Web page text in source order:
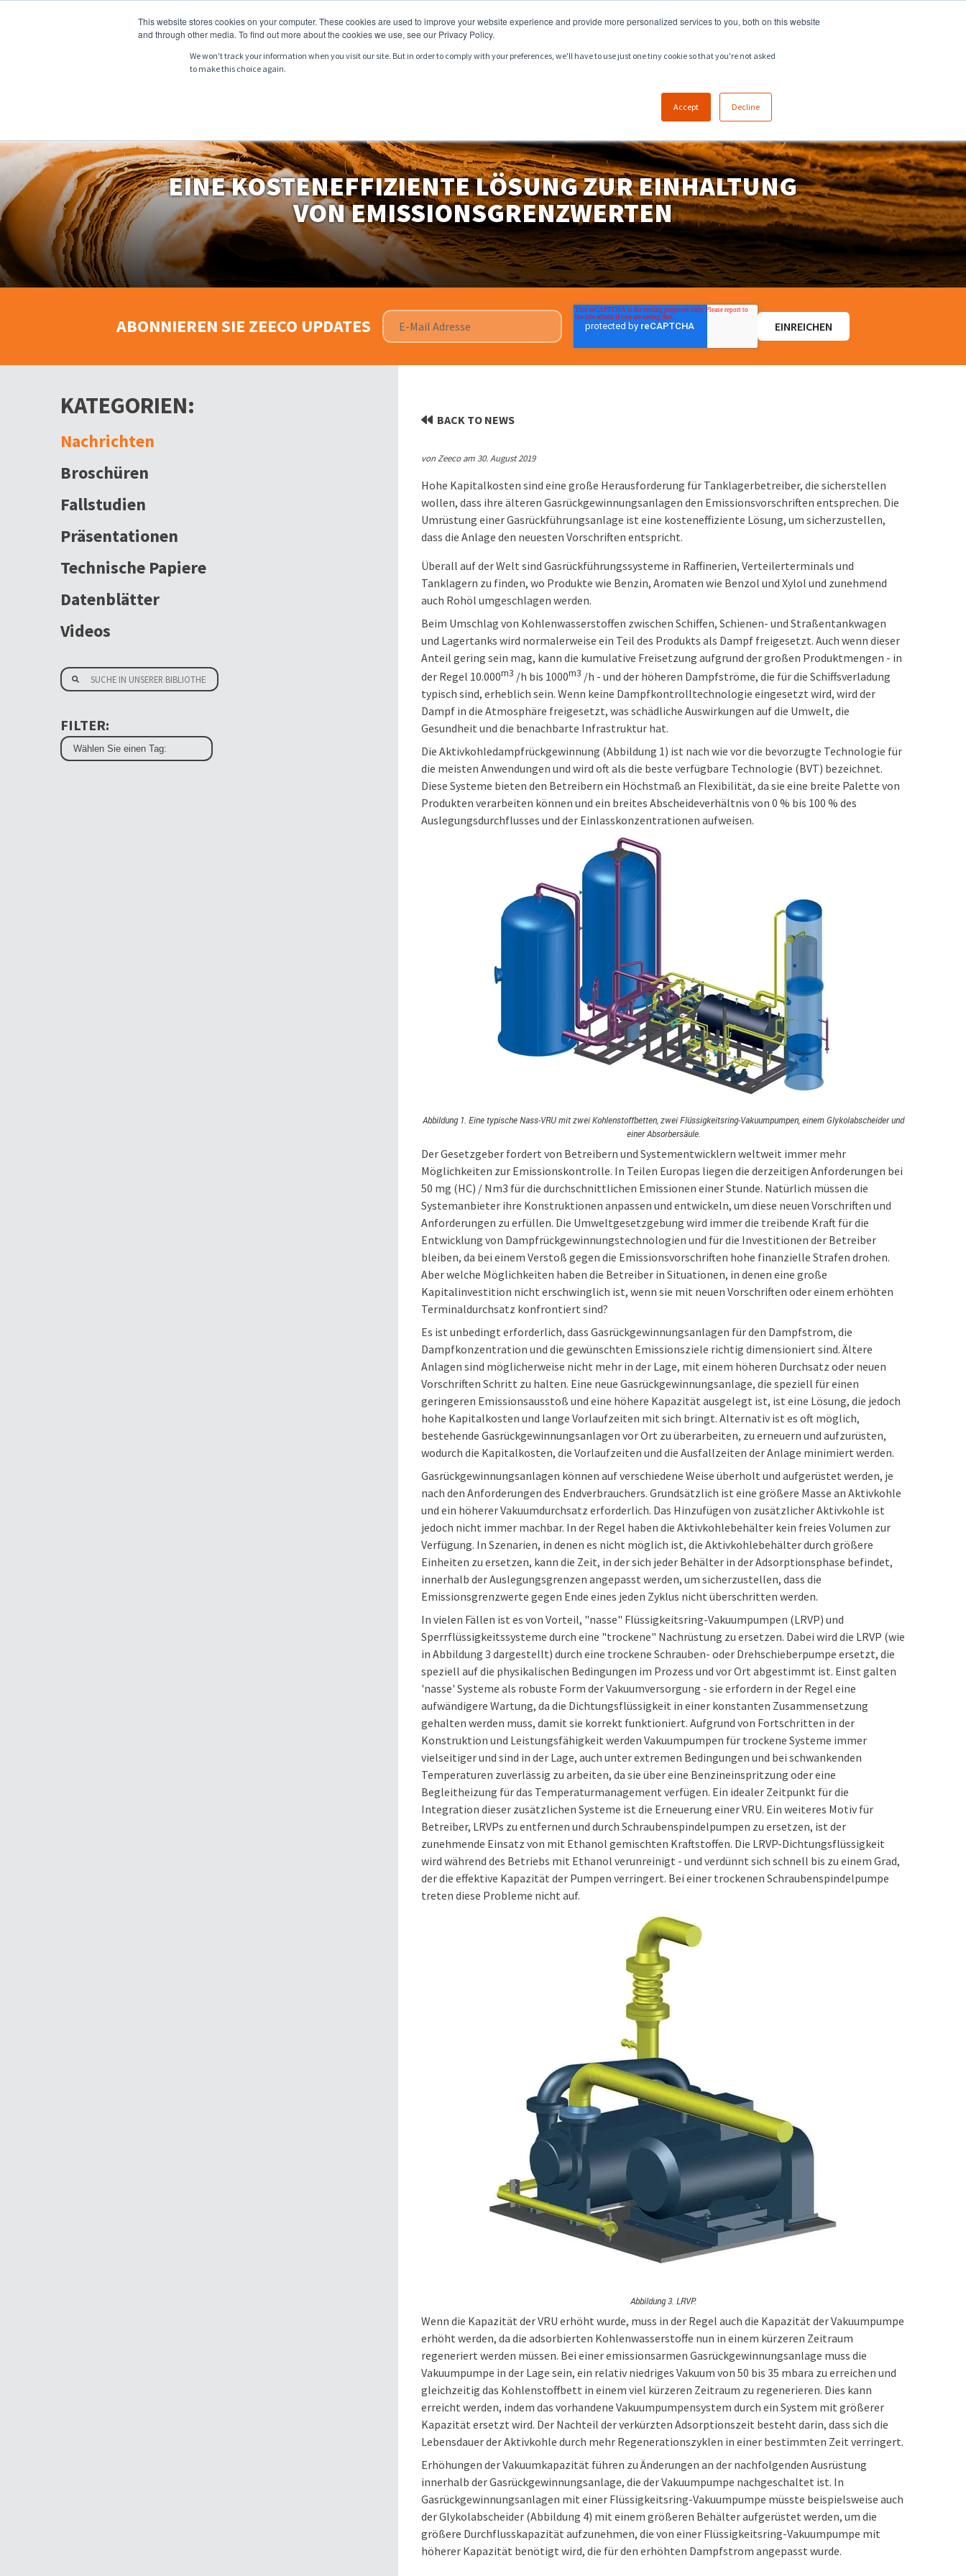
This website stores cookies on your computer. These cookies are used to improve your website experience and provide more personalized services to you, both on this website
and through other media. To find out more about the cookies we use, see our Privacy Policy.
We won't track your information when you visit our site. But in order to comply with your preferences, we'll have to use just one tiny cookie so that you're not asked
to make this choice again.
Accept Decline
KARRIERE
EINE KOSTENEFFIZIENTE LÖSUNG ZUR EINHALTUNG
VON EMISSIONSGRENZWERTEN
ABONNIEREN SIE ZEECO UPDATES
KATEGORIEN:
Nachrichten
Broschüren
Fallstudien
Präsentationen
Technische Papiere
Datenblätter
Videos
FILTER:
BACK TO NEWS
von Zeeco am 30. August 2019
Hohe Kapitalkosten sind eine große Herausforderung für Tanklagerbetreiber, die sicherstellen
wollen, dass ihre älteren Gasrückgewinnungsanlagen den Emissionsvorschriften entsprechen. Die
Umrüstung einer Gasrückführungsanlage ist eine kosteneffiziente Lösung, um sicherzustellen,
dass die Anlage den neuesten Vorschriften entspricht.
Überall auf der Welt sind Gasrückführungssysteme in Raffinerien, Verteilerterminals und
Tanklagern zu finden, wo Produkte wie Benzin, Aromaten wie Benzol und Xylol und zunehmend
auch Rohöl umgeschlagen werden.
Beim Umschlag von Kohlenwasserstoffen zwischen Schiffen, Schienen- und Straßentankwagen
und Lagertanks wird normalerweise ein Teil des Produkts als Dampf freigesetzt. Auch wenn dieser
Anteil gering sein mag, kann die kumulative Freisetzung aufgrund der großen Produktmengen - in
der Regel 10.000m3 /h bis 1000m3 /h - und der höheren Dampfströme, die für die Schiffsverladung
typisch sind, erheblich sein. Wenn keine Dampfkontrolltechnologie eingesetzt wird, wird der
Dampf in die Atmosphäre freigesetzt, was schädliche Auswirkungen auf die Umwelt, die
Gesundheit und die benachbarte Infrastruktur hat.
Die Aktivkohledampfrückgewinnung (Abbildung 1) ist nach wie vor die bevorzugte Technologie für
die meisten Anwendungen und wird oft als die beste verfügbare Technologie (BVT) bezeichnet.
Diese Systeme bieten den Betreibern ein Höchstmaß an Flexibilität, da sie eine breite Palette von
Produkten verarbeiten können und ein breites Abscheideverhältnis von 0 % bis 100 % des
Auslegungsdurchflusses und der Einlasskonzentrationen aufweisen.
Abbildung 1. Eine typische Nass-VRU mit zwei Kohlenstoffbetten, zwei Flüssigkeitsring-Vakuumpumpen, einem Glykolabscheider und
einer Absorbersäule.
Der Gesetzgeber fordert von Betreibern und Systementwicklern weltweit immer mehr
Möglichkeiten zur Emissionskontrolle. In Teilen Europas liegen die derzeitigen Anforderungen bei
50 mg (HC) / Nm3 für die durchschnittlichen Emissionen einer Stunde. Natürlich müssen die
Systemanbieter ihre Konstruktionen anpassen und entwickeln, um diese neuen Vorschriften und
Anforderungen zu erfüllen. Die Umweltgesetzgebung wird immer die treibende Kraft für die
Entwicklung von Dampfrückgewinnungstechnologien und für die Investitionen der Betreiber
bleiben, da bei einem Verstoß gegen die Emissionsvorschriften hohe finanzielle Strafen drohen.
Aber welche Möglichkeiten haben die Betreiber in Situationen, in denen eine große
Kapitalinvestition nicht erschwinglich ist, wenn sie mit neuen Vorschriften oder einem erhöhten
Terminaldurchsatz konfrontiert sind?
Es ist unbedingt erforderlich, dass Gasrückgewinnungsanlagen für den Dampfstrom, die
Dampfkonzentration und die gewünschten Emissionsziele richtig dimensioniert sind. Ältere
Anlagen sind möglicherweise nicht mehr in der Lage, mit einem höheren Durchsatz oder neuen
Vorschriften Schritt zu halten. Eine neue Gasrückgewinnungsanlage, die speziell für einen
geringeren Emissionsausstoß und eine höhere Kapazität ausgelegt ist, ist eine Lösung, die jedoch
hohe Kapitalkosten und lange Vorlaufzeiten mit sich bringt. Alternativ ist es oft möglich,
bestehende Gasrückgewinnungsanlagen vor Ort zu überarbeiten, zu erneuern und aufzurüsten,
wodurch die Kapitalkosten, die Vorlaufzeiten und die Ausfallzeiten der Anlage minimiert werden.
Gasrückgewinnungsanlagen können auf verschiedene Weise überholt und aufgerüstet werden, je
nach den Anforderungen des Endverbrauchers. Grundsätzlich ist eine größere Masse an Aktivkohle
und ein höherer Vakuumdurchsatz erforderlich. Das Hinzufügen von zusätzlicher Aktivkohle ist
jedoch nicht immer machbar. In der Regel haben die Aktivkohlebehälter kein freies Volumen zur
Verfügung. In Szenarien, in denen es nicht möglich ist, die Aktivkohlebehälter durch größere
Einheiten zu ersetzen, kann die Zeit, in der sich jeder Behälter in der Adsorptionsphase befindet,
innerhalb der Auslegungsgrenzen angepasst werden, um sicherzustellen, dass die
Emissionsgrenzwerte gegen Ende eines jeden Zyklus nicht überschritten werden.
In vielen Fällen ist es von Vorteil, "nasse" Flüssigkeitsring-Vakuumpumpen (LRVP) und
Sperrflüssigkeitssysteme durch eine "trockene" Nachrüstung zu ersetzen. Dabei wird die LRVP (wie
in Abbildung 3 dargestellt) durch eine trockene Schrauben- oder Drehschieberpumpe ersetzt, die
speziell auf die physikalischen Bedingungen im Prozess und vor Ort abgestimmt ist. Einst galten
'nasse' Systeme als robuste Form der Vakuumversorgung - sie erfordern in der Regel eine
aufwändigere Wartung, da die Dichtungsflüssigkeit in einer konstanten Zusammensetzung
gehalten werden muss, damit sie korrekt funktioniert. Aufgrund von Fortschritten in der
Konstruktion und Leistungsfähigkeit werden Vakuumpumpen für trockene Systeme immer
vielseitiger und sind in der Lage, auch unter extremen Bedingungen und bei schwankenden
Temperaturen zuverlässig zu arbeiten, da sie über eine Benzineinspritzung oder eine
Begleitheizung für das Temperaturmanagement verfügen. Ein idealer Zeitpunkt für die
Integration dieser zusätzlichen Systeme ist die Erneuerung einer VRU. Ein weiteres Motiv für
Betreiber, LRVPs zu entfernen und durch Schraubenspindelpumpen zu ersetzen, ist der
zunehmende Einsatz von mit Ethanol gemischten Kraftstoffen. Die LRVP-Dichtungsflüssigkeit
wird während des Betriebs mit Ethanol verunreinigt - und verdünnt sich schnell bis zu einem Grad,
der die effektive Kapazität der Pumpen verringert. Bei einer trockenen Schraubenspindelpumpe
treten diese Probleme nicht auf.
Abbildung 3. LRVP.
Wenn die Kapazität der VRU erhöht wurde, muss in der Regel auch die Kapazität der Vakuumpumpe
erhöht werden, da die adsorbierten Kohlenwasserstoffe nun in einem kürzeren Zeitraum
regeneriert werden müssen. Bei einer emissionsarmen Gasrückgewinnungsanlage muss die
Vakuumpumpe in der Lage sein, ein relativ niedriges Vakuum von 50 bis 35 mbara zu erreichen und
gleichzeitig das Kohlenstoffbett in einem viel kürzeren Zeitraum zu regenerieren. Dies kann
erreicht werden, indem das vorhandene Vakuumpumpensystem durch ein System mit größerer
Kapazität ersetzt wird. Der Nachteil der verkürzten Adsorptionszeit besteht darin, dass sich die
Lebensdauer der Aktivkohle durch mehr Regenerationszyklen in einer bestimmten Zeit verringert.
Erhöhungen der Vakuumkapazität führen zu Änderungen an der nachfolgenden Ausrüstung
innerhalb der Gasrückgewinnungsanlage, die der Vakuumpumpe nachgeschaltet ist. In
Gasrückgewinnungsanlagen mit einer Flüssigkeitsring-Vakuumpumpe müsste beispielsweise auch
der Glykolabscheider (Abbildung 4) mit einem größeren Behälter aufgerüstet werden, um die
größere Durchflusskapazität aufzunehmen, die von einer Flüssigkeitsring-Vakuumpumpe mit
höherer Kapazität benötigt wird, die für den erhöhten Dampfstrom angepasst wurde.